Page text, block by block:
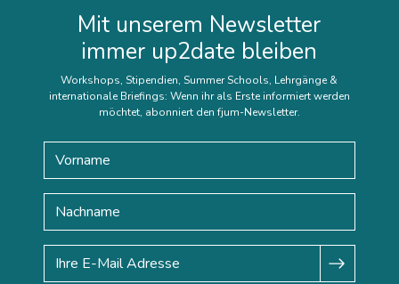
Mit unserem Newsletter
immer up2date bleiben
Workshops, Stipendien, Summer Schools, Lehrgänge &
internationale Briefings: Wenn ihr als Erste informiert werden
möchtet, abonniert den fjum-Newsletter.